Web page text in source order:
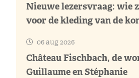
Nieuwe lezersvraag: wie
voor de kleding van de
06 aug 2026
Château Fischbach, de
Guillaume en Stéphanie